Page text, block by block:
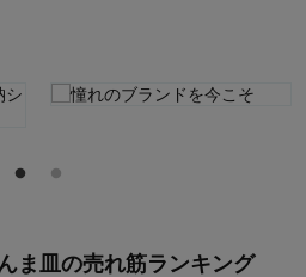
ま皿 の売れ筋ランキング